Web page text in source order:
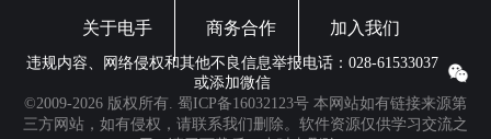
关于电手 商务合作 加入我们
违规内容、网络侵权和其他不良信息举报电话：028-61533037
或添加微信
©2009-2026 版权所有. 蜀ICP备16032123号 本网站如有链接来源第
三方网站，如有侵权，请联系我们删除。软件资源仅供学习交流之